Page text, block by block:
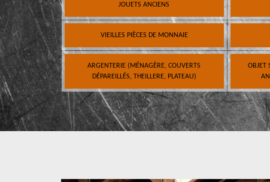
JOUETS ANCIENS
VIEILLES PIÈCES DE MONNAIE
ARGENTERIE (MÉNAGÈRE, COUVERTS
DÉPAREILLÉS, THEILLERE, PLATEAU)
OBJET